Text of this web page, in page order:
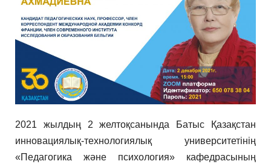
2021 жылдың 2 желтоқсанында Батыс Қазақстан
инновациялық-технологиялық университетінің
«Педагогика және психология» кафедрасының